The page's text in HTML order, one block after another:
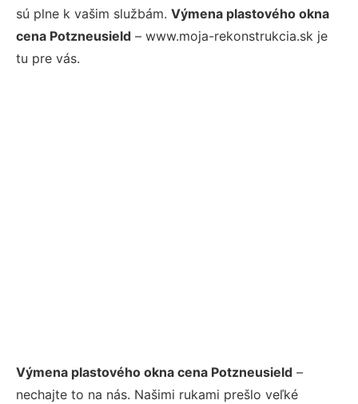
sú plne k vašim službám. Výmena plastového okna
cena Potzneusield – www.moja-rekonstrukcia.sk je
tu pre vás.
Výmena plastového okna cena Potzneusield –
nechajte to na nás. Našimi rukami prešlo veľké